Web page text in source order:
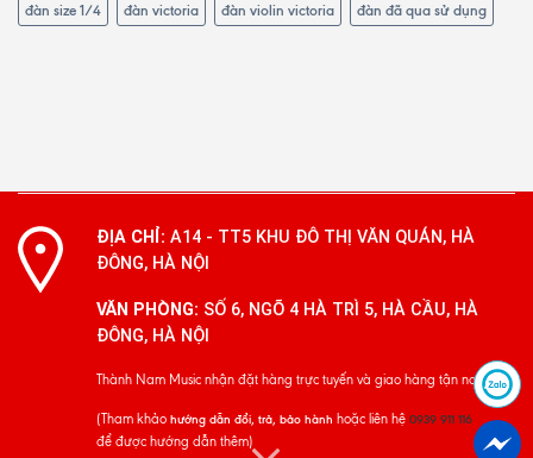
đàn size 1/4 đàn victoria đàn violin victoria đàn đã qua sử dụng
ĐỊA CHỈ: A14 - TT5 KHU ĐÔ THỊ VĂN QUÁN, HÀ
ĐÔNG, HÀ NỘI
VĂN PHÒNG: SỐ 6, NGÕ 4 HÀ TRÌ 5, HÀ CẦU, HÀ
ĐÔNG, HÀ NỘI
Thành Nam Music nhận đặt hàng trực tuyến và giao hàng tận nơi
(Tham khảo hướng dẫn đổi, trả, bảo hành hoặc liên hệ 0939 911 116
để được hướng dẫn thêm)